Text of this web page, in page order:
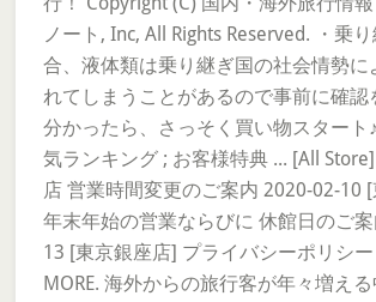
ノート, Inc, All Rights Reserved. ・乗
合、液体類は乗り継ぎ国の社会情勢に
れてしまうことがあるので事前に確認
分かったら、さっそく買い物スタート
気ランキング ; お客様特典 ... [All
店 営業時間変更のご案内 2020-02-10
年末年始の営業ならびに 休館日のご
13 [東京銀座店] プライバシーポリシ
MORE. 海外からの旅行客が年々増え